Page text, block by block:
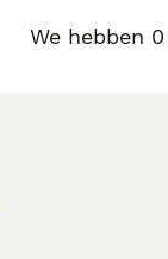
We hebben